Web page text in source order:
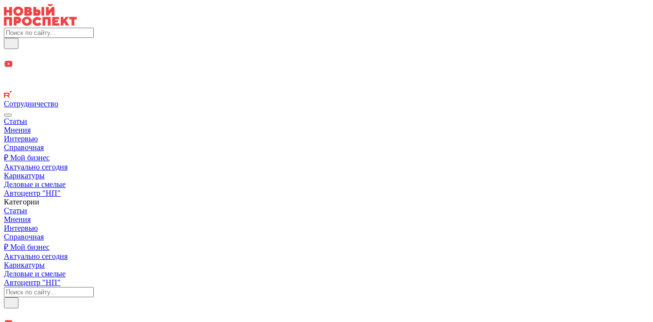
Сотрудничество
Статьи
Мнения
Интервью
Справочная
₽ Мой бизнес
Актуально сегодня
Карикатуры
Деловые и смелые
Автоцентр "НП"
Категории
Статьи
Мнения
Интервью
Справочная
₽ Мой бизнес
Актуально сегодня
Карикатуры
Деловые и смелые
Автоцентр "НП"